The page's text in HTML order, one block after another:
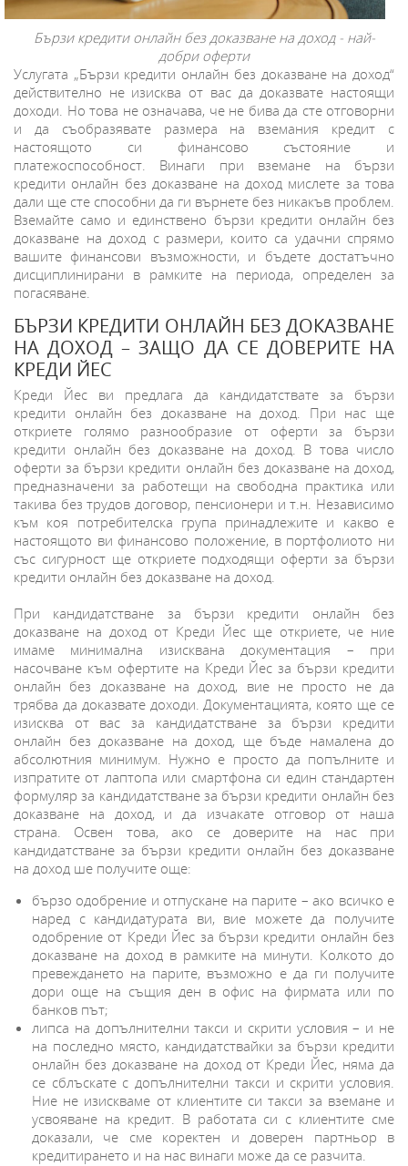
Бързи кредити онлайн без доказване на доход - най-
добри оферти
Услугата „Бързи кредити онлайн без доказване на доход“
действително не изисква от вас да доказвате настоящи
доходи. Но това не означава, че не бива да сте отговорни
и да съобразявате размера на вземания кредит с
настоящото си финансово състояние и
платежоспособност. Винаги при вземане на бързи
кредити онлайн без доказване на доход мислете за това
дали ще сте способни да ги върнете без никакъв проблем.
Вземайте само и единствено бързи кредити онлайн без
доказване на доход с размери, които са удачни спрямо
вашите финансови възможности, и бъдете достатъчно
дисциплинирани в рамките на периода, определен за
погасяване.
БЪРЗИ КРЕДИТИ ОНЛАЙН БЕЗ ДОКАЗВАНЕ
НА ДОХОД – ЗАЩО ДА СЕ ДОВЕРИТЕ НА
КРЕДИ ЙЕС
Креди Йес ви предлага да кандидатствате за бързи
кредити онлайн без доказване на доход. При нас ще
откриете голямо разнообразие от оферти за бързи
кредити онлайн без доказване на доход. В това число
оферти за бързи кредити онлайн без доказване на доход,
предназначени за работещи на свободна практика или
такива без трудов договор, пенсионери и т.н. Независимо
към коя потребителска група принадлежите и какво е
настоящото ви финансово положение, в портфолиото ни
със сигурност ще откриете подходящи оферти за бързи
кредити онлайн без доказване на доход.
При кандидатстване за бързи кредити онлайн без
доказване на доход от Креди Йес ще откриете, че ние
имаме минимална изисквана документация – при
насочване към офертите на Креди Йес за бързи кредити
онлайн без доказване на доход, вие не просто не да
трябва да доказвате доходи. Документацията, която ще се
изисква от вас за кандидатстване за бързи кредити
онлайн без доказване на доход, ще бъде намалена до
абсолютния минимум. Нужно е просто да попълните и
изпратите от лаптопа или смартфона си един стандартен
формуляр за кандидатстване за бързи кредити онлайн без
доказване на доход, и да изчакате отговор от наша
страна. Освен това, ако се доверите на нас при
кандидатстване за бързи кредити онлайн без доказване
на доход ше получите още:
бързо одобрение и отпускане на парите – ако всичко е
наред с кандидатурата ви, вие можете да получите
одобрение от Креди Йес за бързи кредити онлайн без
доказване на доход в рамките на минути. Колкото до
превеждането на парите, възможно е да ги получите
дори още на същия ден в офис на фирмата или по
банков път;
липса на допълнителни такси и скрити условия – и не
на последно място, кандидатствайки за бързи кредити
онлайн без доказване на доход от Креди Йес, няма да
се сблъскате с допълнителни такси и скрити условия.
Ние не изискваме от клиентите си такси за вземане и
усвояване на кредит. В работата си с клиентите сме
доказали, че сме коректен и доверен партньор в
кредитирането и на нас винаги може да се разчита.